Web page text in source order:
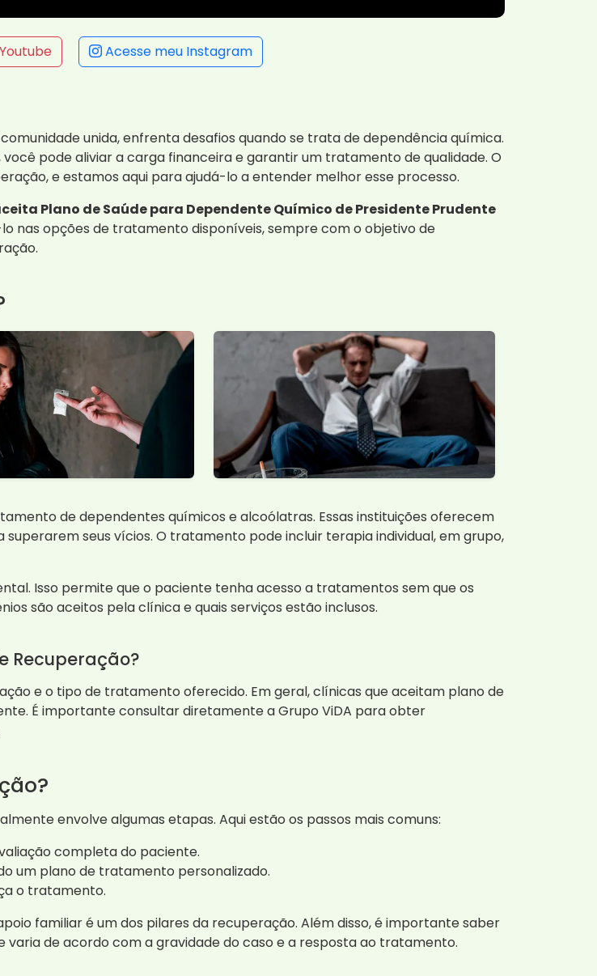
Acesse meu Instagram
unida, enfrenta desafios quando se trata de dependência química.
pode aliviar a carga financeira e garantir um tratamento de qualidade. O
e estamos aqui para ajudá-lo a entender melhor esse processo.
Plano de Saúde para Dependente Químico de Presidente Prudente
nas opções de tratamento disponíveis, sempre com o objetivo de
de dependentes químicos e alcoólatras. Essas instituições oferecem
seus vícios. O tratamento pode incluir terapia individual, em grupo,
Isso permite que o paciente tenha acesso a tratamentos sem que os
são aceitos pela clínica e quais serviços estão inclusos.
Recuperação?
e o tipo de tratamento oferecido. Em geral, clínicas que aceitam plano de
É importante consultar diretamente a Grupo ViDA para obter
envolve algumas etapas. Aqui estão os passos mais comuns:
completa do paciente.
um plano de tratamento personalizado.
o tratamento.
familiar é um dos pilares da recuperação. Além disso, é importante saber
de acordo com a gravidade do caso e a resposta ao tratamento.